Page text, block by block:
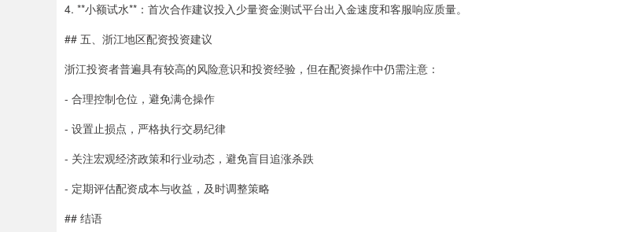
4. **小额试水**：首次合作建议投入少量资金测试平台出入金速度和客服响应质量。
## 五、浙江地区配资投资建议
浙江投资者普遍具有较高的风险意识和投资经验，但在配资操作中仍需注意：
- 合理控制仓位，避免满仓操作
- 设置止损点，严格执行交易纪律
- 关注宏观经济政策和行业动态，避免盲目追涨杀跌
- 定期评估配资成本与收益，及时调整策略
## 结语